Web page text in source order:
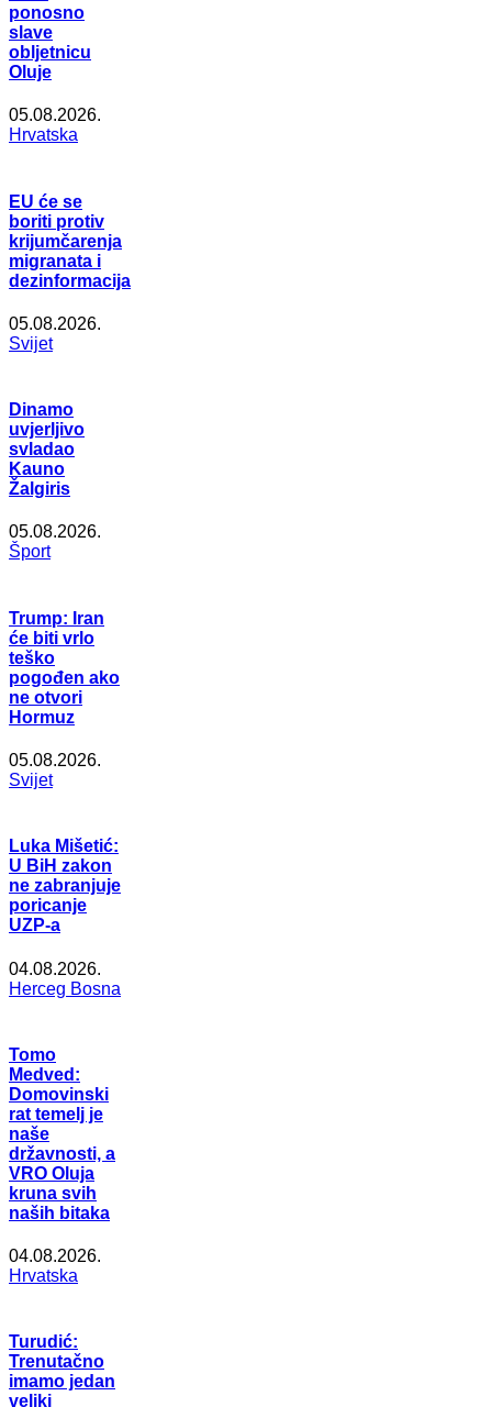
ponosno
slave
obljetnicu
Oluje
05.08.2026.
Hrvatska
EU će se
boriti protiv
krijumčarenja
migranata i
dezinformacija
05.08.2026.
Svijet
Dinamo
uvjerljivo
svladao
Kauno
Žalgiris
05.08.2026.
Šport
Trump: Iran
će biti vrlo
teško
pogođen ako
ne otvori
Hormuz
05.08.2026.
Svijet
Luka Mišetić:
U BiH zakon
ne zabranjuje
poricanje
UZP-a
04.08.2026.
Herceg Bosna
Tomo
Medved:
Domovinski
rat temelj je
naše
državnosti, a
VRO Oluja
kruna svih
naših bitaka
04.08.2026.
Hrvatska
Turudić:
Trenutačno
imamo jedan
veliki